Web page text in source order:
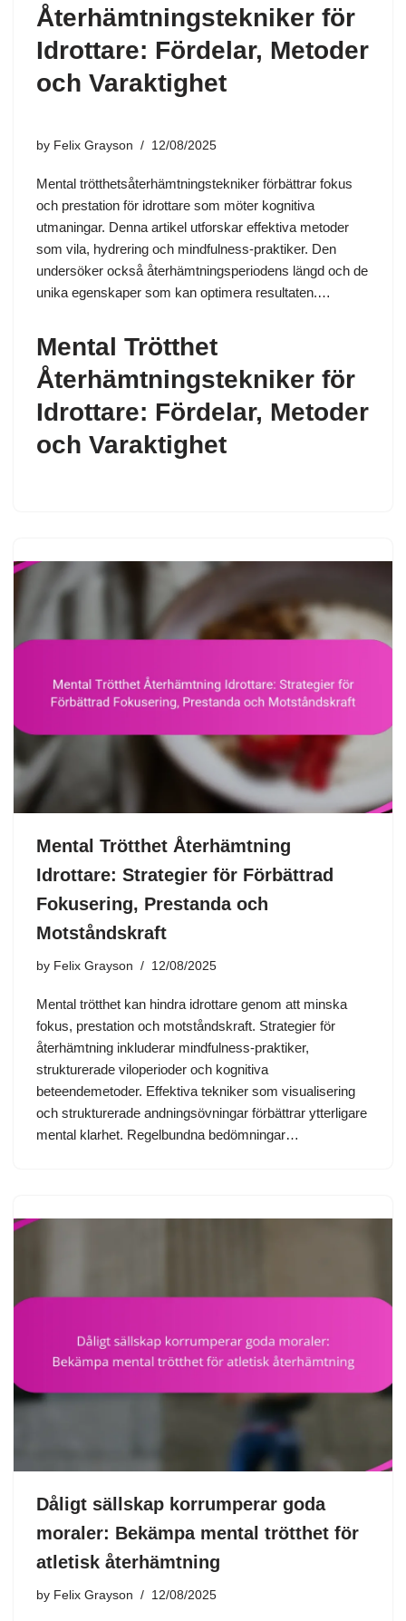
Återhämtningstekniker för
Idrottare: Fördelar, Metoder
och Varaktighet
by Felix Grayson 12/08/2025
Mental trötthetsåterhämtningstekniker förbättrar fokus
och prestation för idrottare som möter kognitiva
utmaningar. Denna artikel utforskar effektiva metoder
som vila, hydrering och mindfulness-praktiker. Den
undersöker också återhämtningsperiodens längd och de
unika egenskaper som kan optimera resultaten.…
Mental Trötthet
Återhämtningstekniker för
Idrottare: Fördelar, Metoder
och Varaktighet
Mental Trötthet Återhämtning
Idrottare: Strategier för Förbättrad
Fokusering, Prestanda och
Motståndskraft
by Felix Grayson 12/08/2025
Mental trötthet kan hindra idrottare genom att minska
fokus, prestation och motståndskraft. Strategier för
återhämtning inkluderar mindfulness-praktiker,
strukturerade viloperioder och kognitiva
beteendemetoder. Effektiva tekniker som visualisering
och strukturerade andningsövningar förbättrar ytterligare
mental klarhet. Regelbundna bedömningar…
Dåligt sällskap korrumperar goda
moraler: Bekämpa mental trötthet för
atletisk återhämtning
by Felix Grayson 12/08/2025